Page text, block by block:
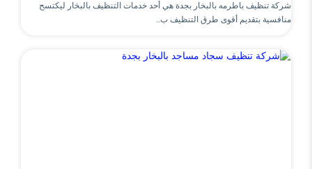
شركة تنظيف باطرمه بالبخار بجدة هي أحد خدمات التنظيف بالبخار ليكتسح
منافسية بتقديم أقوى طرق التنظيف ب..